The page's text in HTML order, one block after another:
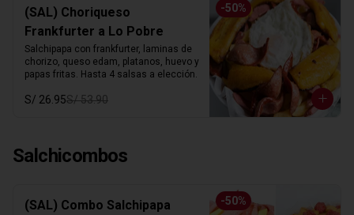
-50%
(SAL) Choriqueso
Frankfurter a Lo Pobre
Salchipapa con frankfurter, laminas de
chorizo, queso edam, platanos, huevo y
papas fritas. Hasta 4 salsas a elección.
S/ 26.95S/ 53.90
Salchicombos
-50%
(SAL) Combo Salchipapa